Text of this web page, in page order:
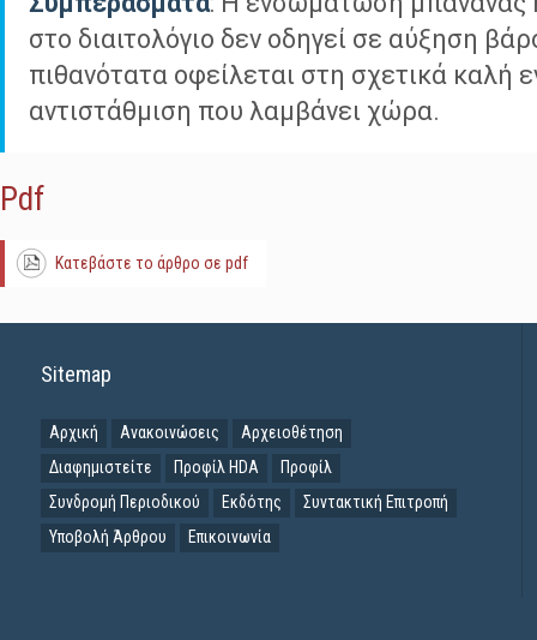
στο διαιτολόγιο δεν οδηγεί σε αύξηση
πιθανότατα οφείλεται στη σχετικά καλή
αντιστάθμιση που λαμβάνει χώρα.
Pdf
Κατεβάστε το άρθρο σε pdf
Sitemap
Αρχική Ανακοινώσεις
Αρχειοθέτηση
Διαφημιστείτε
Προφίλ HDA
Προφίλ
Συνδρομή Περιοδικού
Εκδότης
Συντακτική Επιτροπή
Υποβολή Άρθρου
Επικοινωνία